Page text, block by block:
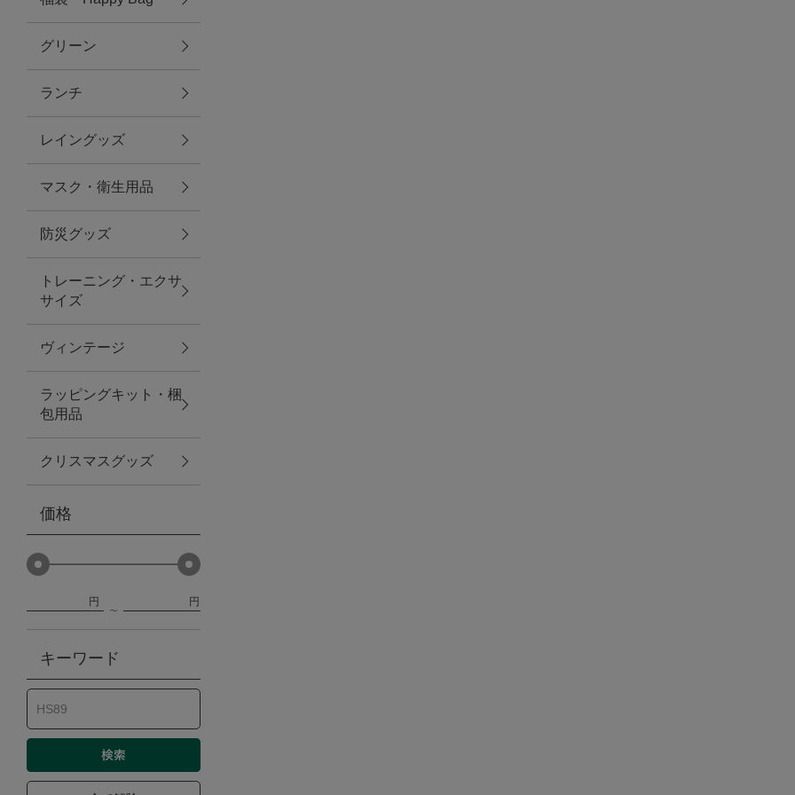
アクセサリー
ファッション雑貨
ファッショングッズ
スマホケース・アクセサリー
ポーチ
ステーショナリー
その他
紅茶・フード
防災グッズ・非常食
トレーニング
ヴィンテージ
グリーン
ランチ
レイングッズ
マスク・衛生用品
防災グッズ
トレーニング・エクサ
サイズ
ヴィンテージ
ラッピングキット・梱
包用品
クリスマスグッズ
価格
円 円
キーワード